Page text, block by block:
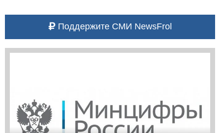
Поддержите СМИ NewsFrol